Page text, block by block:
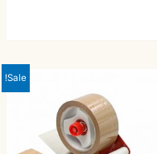
Sale!